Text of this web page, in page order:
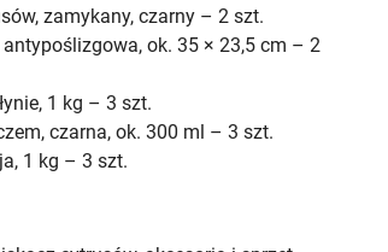
zamykany, czarny – 2 szt.
ok. 35 × 23,5 cm – 2
1 kg – 3 szt.
czarna, ok. 300 ml – 3 szt.
1 kg – 3 szt.